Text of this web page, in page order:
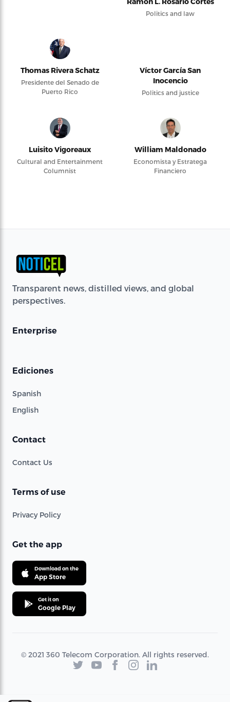
Politics and law
Thomas Rivera Schatz
Presidente del Senado de
Puerto Rico
Víctor García San
Inocencio
Politics and justice
Luisito Vigoreaux
Cultural and Entertainment
Columnist
William Maldonado
Economista y Estratega
Financiero
Transparent news, distilled views, and global
perspectives.
Enterprise
Ediciones
Spanish
English
Contact
Contact Us
Terms of use
Privacy Policy
Get the app
Download on the
App Store
Get it on
Google Play
© 2021 360 Telecom Corporation. All rights reserved.